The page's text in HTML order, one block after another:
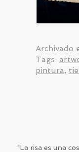
Archivado
Tags:
pintura,
"La risa es una